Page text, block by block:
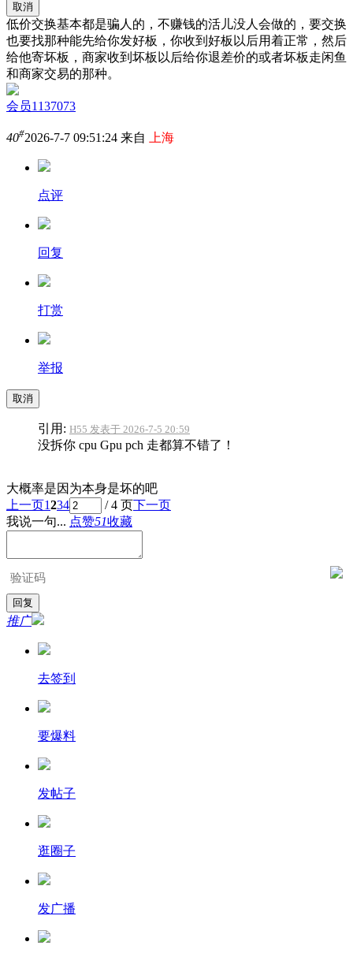
取消
低价交换基本都是骗人的，不赚钱的活儿没人会做的，要交换
也要找那种能先给你发好板，你收到好板以后用着正常，然后
给他寄坏板，商家收到坏板以后给你退差价的或者坏板走闲鱼
和商家交易的那种。
会员1137073
40#2026-7-7 09:51:24 来自 上海
点评
回复
打赏
举报
取消
引用: H55 发表于 2026-7-5 20:59
没拆你 cpu Gpu pch 走都算不错了！
大概率是因为本身是坏的吧
上一页1234 / 4 页下一页
我说一句... 点赞51收藏
推广
去签到
要爆料
发帖子
逛圈子
发广播